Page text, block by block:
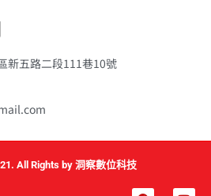
新五路二段111巷10號
All Rights by 洞察數位科技